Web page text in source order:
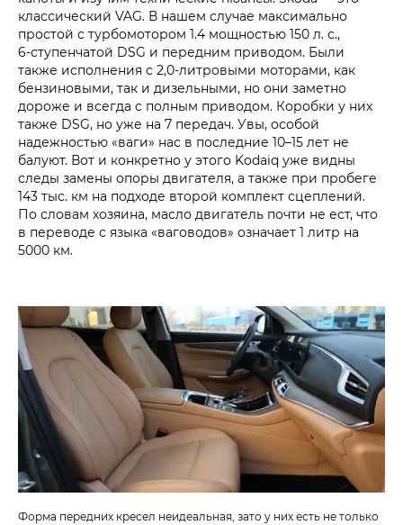
классический VAG. В нашем случае максимально
простой с турбомотором 1.4 мощностью 150 л. с.,
6‑ступенчатой DSG и передним приводом. Были
также исполнения с 2,0‑литровыми моторами, как
бензиновыми, так и дизельными, но они заметно
дороже и всегда с полным приводом. Коробки у них
также DSG, но уже на 7 передач. Увы, особой
надежностью «ваги» нас в последние 10–15 лет не
балуют. Вот и конкретно у этого Kodaiq уже видны
следы замены опоры двигателя, а также при пробеге
143 тыс. км на подходе второй комплект сцеплений.
По словам хозяина, масло двигатель почти не ест, что
в переводе с языка «ваговодов» означает 1 литр на
5000 км.
Форма передних кресел неидеальная, зато у них есть не только